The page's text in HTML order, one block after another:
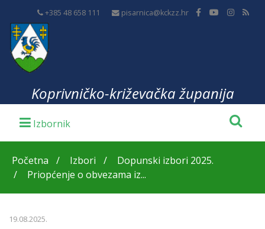
+385 48 658 111 pisarnica@kckzz.hr
Koprivničko-križevačka županija
Početna Izbori
Dopunski izbori 2025.
Priopćenje o obvezama iz...
19.08.2025.